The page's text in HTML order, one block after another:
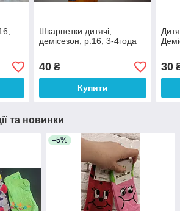
Шкарпетки дитячі,
демісезон, р.16, 3-4года
40₴
Купити
30
та новинки
–5%